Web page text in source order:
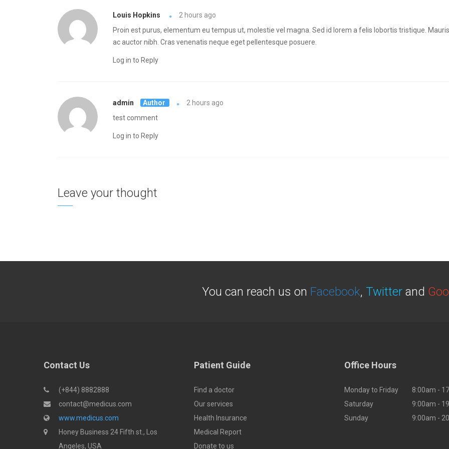
Louis Hopkins
2 hours ago
Proin est purus, elementum eu tempus ut, molestie vel magna. Sed id lorem a felis lobortis tristique. Mauris
ac auctor nibh. Cras venenatis neque eget pellentesque posuere.
Log in to Reply
admin Author
2 hours ago
test comment
Log in to Reply
Leave your thought
You can reach us on Facebook, Twitter and
Contact Us
(+844) 8882888
contact@medicus.com
www.medicus.com
Honey Business 24 Fifth st., Los
Angeles, USA
Patient Guide
Find a doctor
Our services
Health Insurance
Medical Report
Donate to us
Office Hours
Monday to Friday
8:00am -
Saturday
9:00am -
Sunday
9:00am -